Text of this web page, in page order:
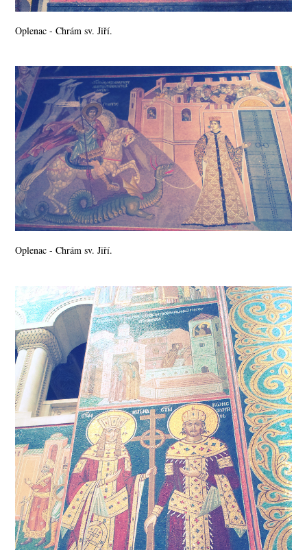
Oplenac - Chrám sv. Jiří.
Oplenac - Chrám sv. Jiří.